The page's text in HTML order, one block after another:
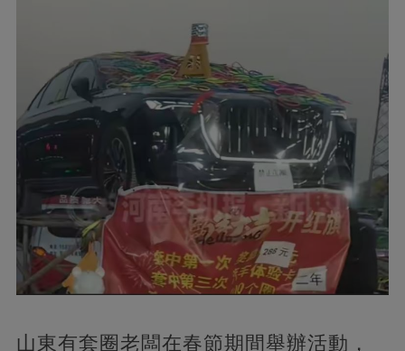
山東有套圈老闆在春節期間舉辦活動，